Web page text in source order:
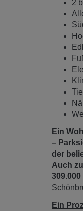
2
Ein
–
der
Auch
309.000
Ein